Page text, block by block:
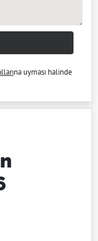
na uyması halinde